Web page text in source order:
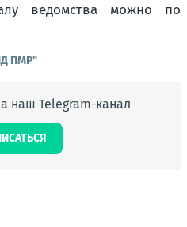
ведомства можно по
ПМР"
наш Telegram-канал